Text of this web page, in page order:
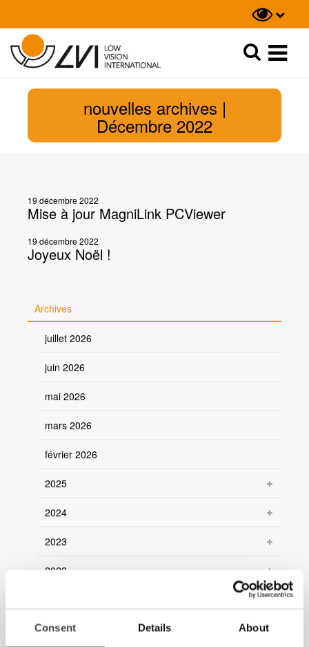
Consent Details About
Recherche
nouvelles archives |
Décembre 2022
19 décembre 2022
Mise à jour MagniLink PCViewer
19 décembre 2022
Joyeux Noël !
Archives
juillet 2026
juin 2026
mai 2026
mars 2026
février 2026
2025
2024
2023
2022